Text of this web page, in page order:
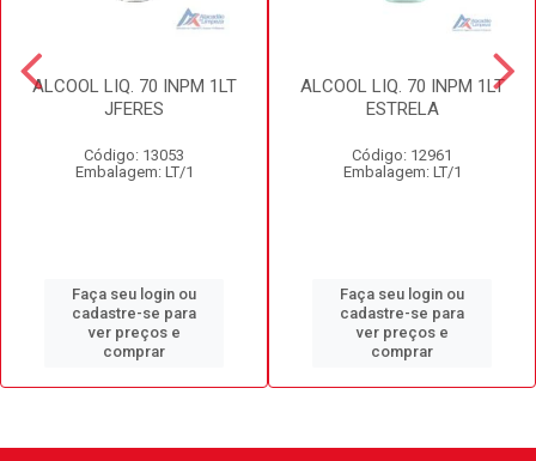
ALCOOL LIQ. 70 INPM 1LT
JFERES
Código: 13053
Embalagem: LT/1
Faça seu login ou
cadastre-se para
ver preços e
comprar
ALCOOL LIQ. 70 INPM 1LT
ESTRELA
Código: 12961
Embalagem: LT/1
Faça seu login ou
cadastre-se para
ver preços e
comprar